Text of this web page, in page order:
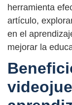
herramienta
artículo,
en el
mejorar la